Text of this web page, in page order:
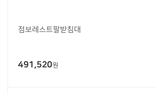
점보레스트팔받침대
491,520원